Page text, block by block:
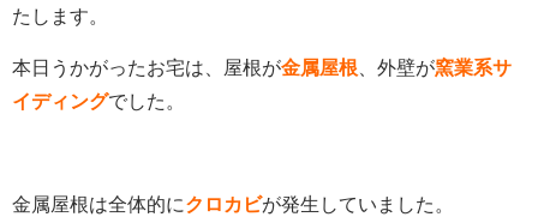
たします。
本日うかがったお宅は、屋根が金属屋根、外壁が窯業系サ
イディングでした。
金属屋根は全体的にクロカビが発生していました。